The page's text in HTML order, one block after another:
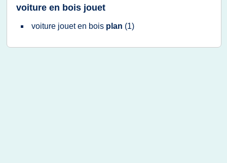
voiture en bois jouet
voiture joueten bois plan (1)